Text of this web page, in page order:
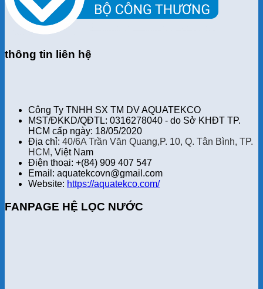
thông tin liên hệ
Công Ty TNHH SX TM DV AQUATEKCO
MST/ĐKKD/QĐTL: 0316278040 - do Sở KHĐT TP.
HCM cấp ngày: 18/05/2020
Địa chỉ: 40/6A Trần Văn Quang,P. 10, Q. Tân Bình, TP.
HCM, Việt Nam
Điện thoại: +(84) 909 407 547
Email: aquatekcovn@gmail.com
Website: https://aquatekco.com/
FANPAGE HỆ LỌC NƯỚC